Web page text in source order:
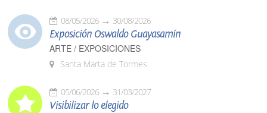
08/05/2026 30/08/2026
Exposición Oswaldo Guayasamín
ARTE / EXPOSICIONES
Santa Marta de Tormes
05/06/2026 31/03/2027
Visibilizar lo elegido